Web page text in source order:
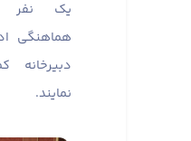
یک نفر
هماهنگی
دبیرخانه
نمایند.